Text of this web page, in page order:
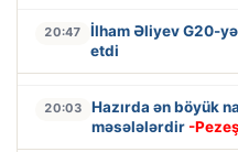
20:47
İlham Əliyev G20-
etdi
20:03
Hazırda ən böyük
məsələlərdir -